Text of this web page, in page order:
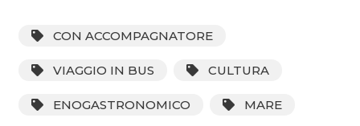
CON ACCOMPAGNATORE
VIAGGIO IN BUS CULTURA
ENOGASTRONOMICO MARE